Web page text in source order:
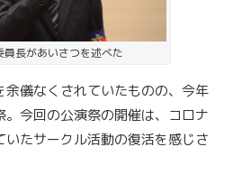
員長があいさつを述べた
余儀なくされていたものの、今年
今回の公演祭の開催は、コロナ
たサークル活動の復活を感じさ